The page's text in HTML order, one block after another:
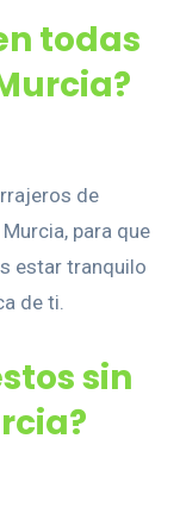
todas
de
para que
estar tranquilo
de ti.
sin